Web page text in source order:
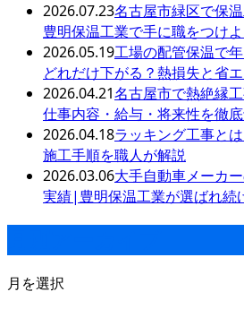
2026.07.23名古屋市緑区で保
豊明保温工業で手に職をつけよ
2026.05.19工場の配管保温で
どれだけ下がる？熱損失と省
2026.04.21名古屋市で熱絶縁
仕事内容・給与・将来性を徹
2026.04.18ラッキング工事と
施工手順を職人が解説
2026.03.06大手自動車メーカ
実績|豊明保温工業が選ばれ続
月を選択